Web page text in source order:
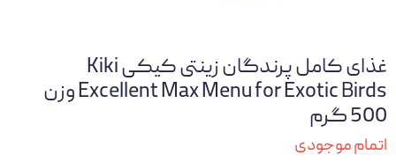
غذای کامل پرندگان زینتی کیکی Kiki
Excellent Max Menu for Exotic Birds وزن
500 گرم
اتمام موجودی